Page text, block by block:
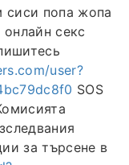
сиси попа жопа
секс
user?
SOS
за търсене в